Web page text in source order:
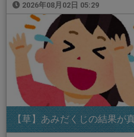
2026年08月02日 05:29
【草】あみだくじの結果が